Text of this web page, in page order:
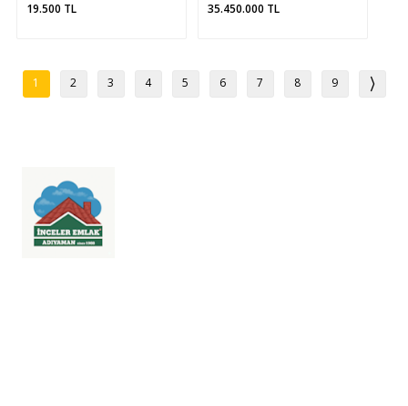
19.500 TL
35.450.000 TL
1 2 3 4 5 6 7 8 9